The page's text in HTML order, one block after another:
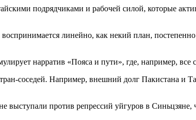
подрядчиками и рабочей силой, которые
линейно, как некий план,
нарратив «Пояса и пути», где, например,
соседей. Например, внешний долг Пакистана и
выступали против репрессий уйгуров в